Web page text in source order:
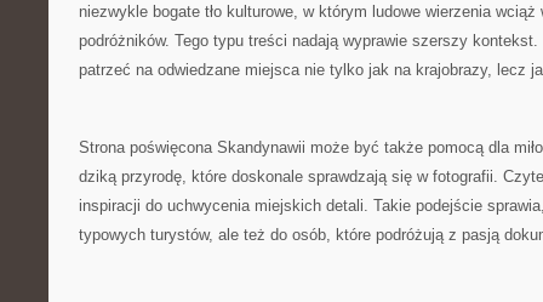
niezwykle bogate tło kulturowe, w którym ludowe wierzenia wciąż
podróżników. Tego typu treści nadają wyprawie szerszy
patrzeć na odwiedzane miejsca nie tylko jak na krajobrazy, lecz
Strona poświęcona Skandynawii może być także pomocą dla
dziką przyrodę, które doskonale sprawdzają się w fotografii.
inspiracji do uchwycenia miejskich detali. Takie podejście
typowych turystów, ale też do osób, które podróżują z pasją